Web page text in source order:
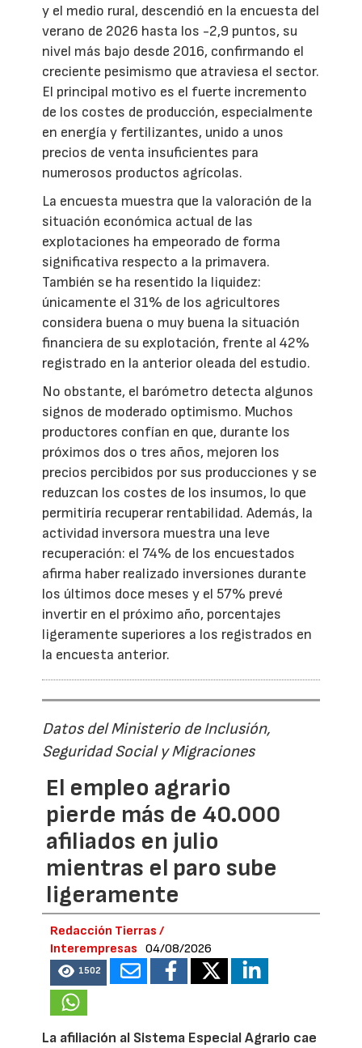
y el medio rural, descendió en la encuesta del
verano de 2026 hasta los -2,9 puntos, su
nivel más bajo desde 2016, confirmando el
creciente pesimismo que atraviesa el sector.
El principal motivo es el fuerte incremento
de los costes de producción, especialmente
en energía y fertilizantes, unido a unos
precios de venta insuficientes para
numerosos productos agrícolas.
La encuesta muestra que la valoración de la
situación económica actual de las
explotaciones ha empeorado de forma
significativa respecto a la primavera.
También se ha resentido la liquidez:
únicamente el 31% de los agricultores
considera buena o muy buena la situación
financiera de su explotación, frente al 42%
registrado en la anterior oleada del estudio.
No obstante, el barómetro detecta algunos
signos de moderado optimismo. Muchos
productores confían en que, durante los
próximos dos o tres años, mejoren los
precios percibidos por sus producciones y se
reduzcan los costes de los insumos, lo que
permitiría recuperar rentabilidad. Además, la
actividad inversora muestra una leve
recuperación: el 74% de los encuestados
afirma haber realizado inversiones durante
los últimos doce meses y el 57% prevé
invertir en el próximo año, porcentajes
ligeramente superiores a los registrados en
la encuesta anterior.
Datos del Ministerio de Inclusión,
Seguridad Social y Migraciones
El empleo agrario
pierde más de 40.000
afiliados en julio
mientras el paro sube
ligeramente
Redacción Tierras /
Interempresas
04/08/2026
1502
La afiliación al Sistema Especial Agrario cae